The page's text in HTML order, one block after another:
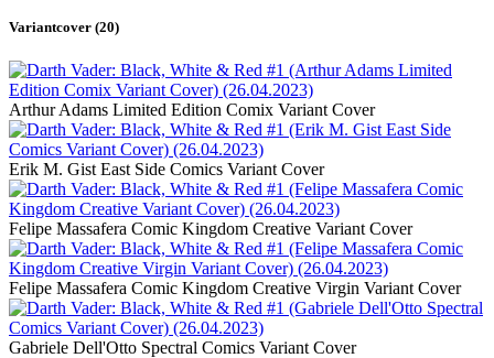
Variantcover (20)
Arthur Adams Limited Edition Comix Variant Cover
Erik M. Gist East Side Comics Variant Cover
Felipe Massafera Comic Kingdom Creative Variant Cover
Felipe Massafera Comic Kingdom Creative Virgin Variant Cover
Gabriele Dell'Otto Spectral Comics Variant Cover